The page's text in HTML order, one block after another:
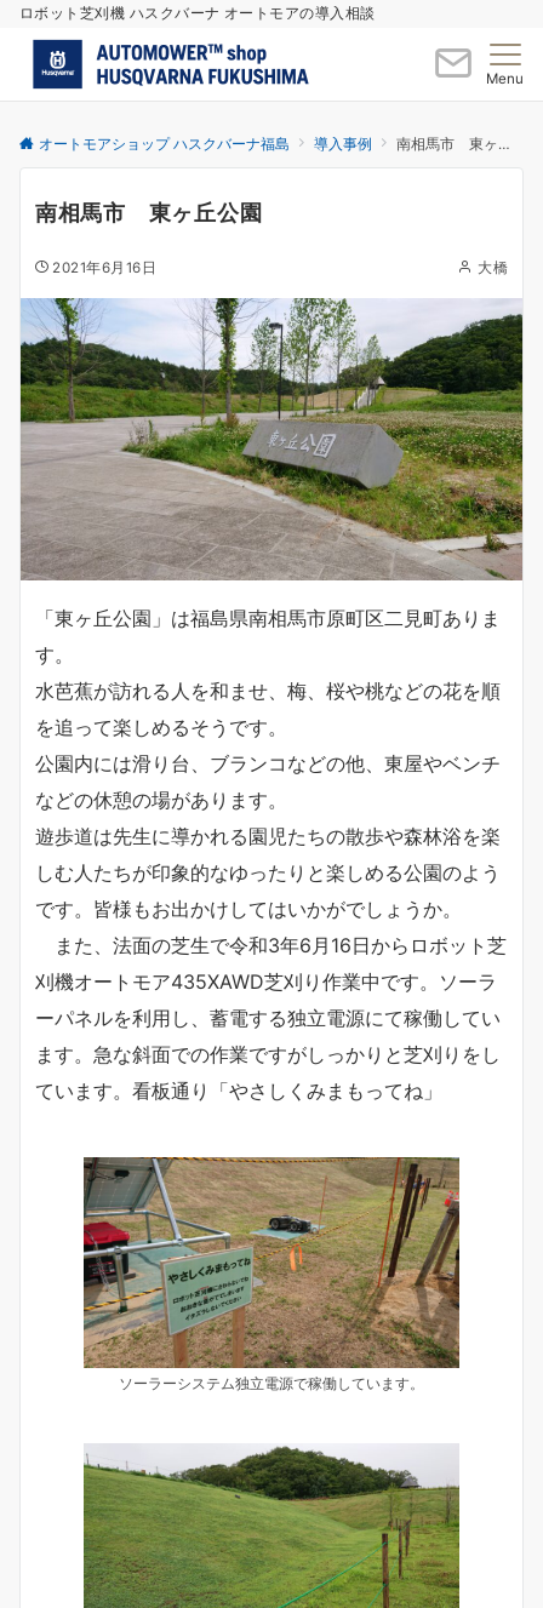
ロボット芝刈機 ハスクバーナ オートモアの導入相談
Menu
オートモアショップ ハスクバーナ福島 導入事例 南相馬市 東ヶ丘公園
南相馬市 東ヶ丘公園
2021年6月16日 大橋
「東ヶ丘公園」は福島県南相馬市原町区二見町ありま
す。
水芭蕉が訪れる人を和ませ、梅、桜や桃などの花を順
を追って楽しめるそうです。
公園内には滑り台、ブランコなどの他、東屋やベンチ
などの休憩の場があります。
遊歩道は先生に導かれる園児たちの散歩や森林浴を楽
しむ人たちが印象的なゆったりと楽しめる公園のよう
です。皆様もお出かけしてはいかがでしょうか。
また、法面の芝生で令和3年6月16日からロボット芝
刈機オートモア435XAWD芝刈り作業中です。ソーラ
ーパネルを利用し、蓄電する独立電源にて稼働してい
ます。急な斜面での作業ですがしっかりと芝刈りをし
ています。看板通り「やさしくみまもってね」
ソーラーシステム独立電源で稼働しています。